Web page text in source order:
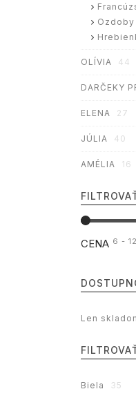
Ozdoby
OLÍVIA 44
DARČEKY
ELENA 27
JÚLIA 40
AMÉLIA 16
CENA 6 -
Len
Biela 35